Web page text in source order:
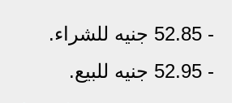
- 52.85 جنيه للشراء.
- 52.95 جنيه للبيع.